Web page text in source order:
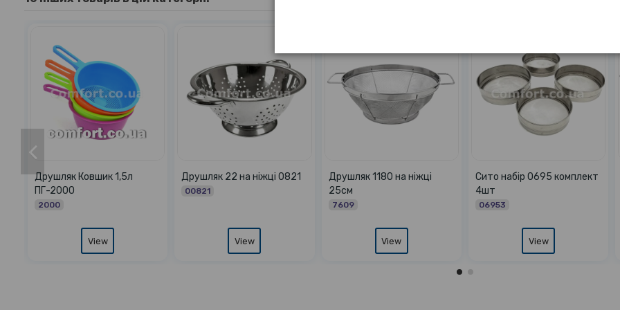
Сито набір 0695 комплект
4шт
06953
View
Сито 1251 з ручками на
ніжці 18,5см
View
Сито набір 1176 комплект
6шт
11766
View
Друшляк 1177 на ніжці
22см
11773
View